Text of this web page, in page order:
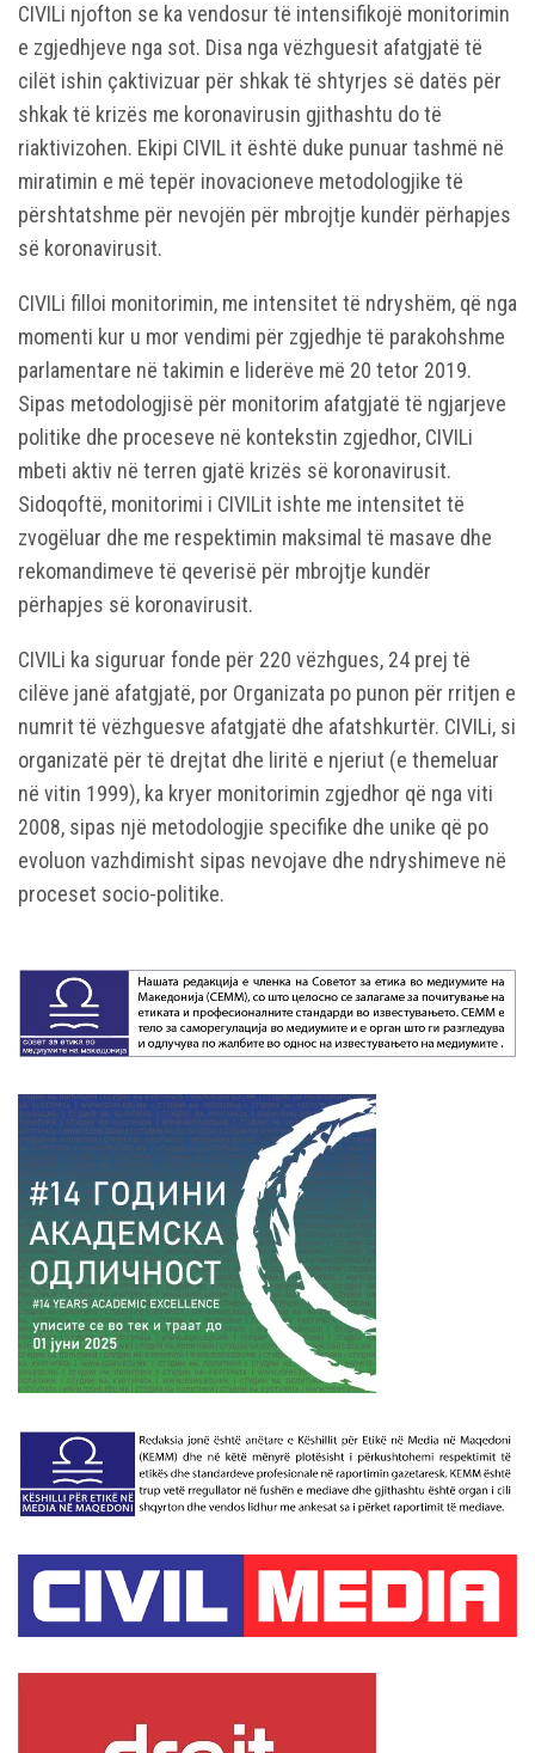
CIVILi njofton se ka vendosur të intensifikojë monitorimin
e zgjedhjeve nga sot. Disa nga vëzhguesit afatgjatë të
cilët ishin çaktivizuar për shkak të shtyrjes së datës për
shkak të krizës me koronavirusin gjithashtu do të
riaktivizohen. Ekipi CIVIL it është duke punuar tashmë në
miratimin e më tepër inovacioneve metodologjike të
përshtatshme për nevojën për mbrojtje kundër përhapjes
së koronavirusit.
CIVILi filloi monitorimin, me intensitet të ndryshëm, që nga
momenti kur u mor vendimi për zgjedhje të parakohshme
parlamentare në takimin e liderëve më 20 tetor 2019.
Sipas metodologjisë për monitorim afatgjatë të ngjarjeve
politike dhe proceseve në kontekstin zgjedhor, CIVILi
mbeti aktiv në terren gjatë krizës së koronavirusit.
Sidoqoftë, monitorimi i CIVILit ishte me intensitet të
zvogëluar dhe me respektimin maksimal të masave dhe
rekomandimeve të qeverisë për mbrojtje kundër
përhapjes së koronavirusit.
CIVILi ka siguruar fonde për 220 vëzhgues, 24 prej të
cilëve janë afatgjatë, por Organizata po punon për rritjen e
numrit të vëzhguesve afatgjatë dhe afatshkurtër. CIVILi, si
organizatë për të drejtat dhe liritë e njeriut (e themeluar
në vitin 1999), ka kryer monitorimin zgjedhor që nga viti
2008, sipas një metodologjie specifike dhe unike që po
evoluon vazhdimisht sipas nevojave dhe ndryshimeve në
proceset socio-politike.